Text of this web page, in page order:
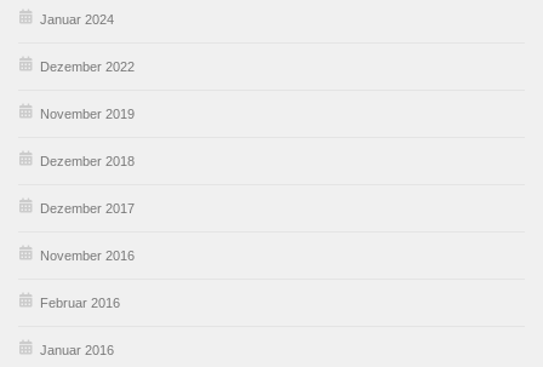
Januar 2024
Dezember 2022
November 2019
Dezember 2018
Dezember 2017
November 2016
Februar 2016
Januar 2016